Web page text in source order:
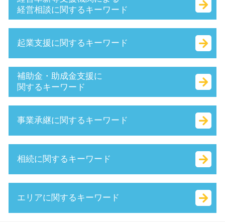
経営相談に関するキーワード
中小企業経営力強化資金 とは
マル経融資 とは
赤字 経営
公的支援 とは
創業 計画書 とは
所得拡大促進税制 とは
事業計画書 書き方
小規模事業者
中小企業庁 認定 支援機関
中小企業再生支援協議会 とは
sbir とは
起業支援に関するキーワード
会社 印鑑証明書
合同会社 個人事業主 比較
合同 会社 経費
個人事業主 法人化 タイミング
定款 とは
スタートアップ とは
定款 絶対的記載事項 とは
合同 会社 資本金
無限責任 とは
補助金・助成金支援に
関するキーワード
補助金 種類
it導入補助金 流れ
補助金 とは
持続化補助金 とは
新事業進出補助金 2025
創業支援事業者補助金 とは
事業承継に関するキーワード
株式 移転 とは
中小企業庁 事業承継
m&a 株式 譲渡
議決権 とは
相続に関するキーワード
相続 確定申告
相続税 調査
エリアに関するキーワード